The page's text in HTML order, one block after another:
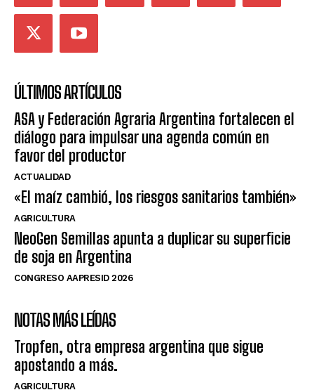
ÚLTIMOS ARTÍCULOS
ASA y Federación Agraria Argentina fortalecen el
diálogo para impulsar una agenda común en
favor del productor
ACTUALIDAD
«El maíz cambió, los riesgos sanitarios también»
AGRICULTURA
NeoGen Semillas apunta a duplicar su superficie
de soja en Argentina
CONGRESO AAPRESID 2026
NOTAS MÁS LEÍDAS
Tropfen, otra empresa argentina que sigue
apostando a más.
AGRICULTURA